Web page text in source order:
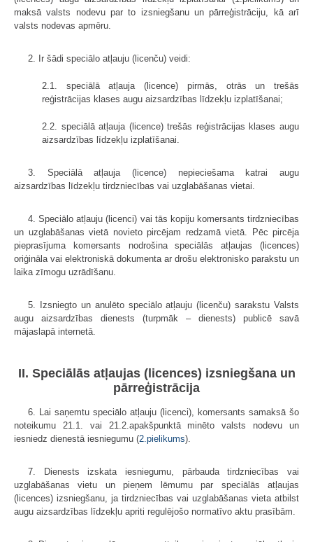
maksā valsts nodevu par to izsniegšanu un pārreģistrāciju, kā arī
valsts nodevas apmēru.
2. Ir šādi speciālo atļauju (licenču) veidi:
2.1. speciālā atļauja (licence) pirmās, otrās un trešās
reģistrācijas klases augu aizsardzības līdzekļu izplatīšanai;
2.2. speciālā atļauja (licence) trešās reģistrācijas klases augu
aizsardzības līdzekļu izplatīšanai.
3. Speciālā atļauja (licence) nepieciešama katrai augu
aizsardzības līdzekļu tirdzniecības vai uzglabāšanas vietai.
4. Speciālo atļauju (licenci) vai tās kopiju komersants tirdzniecības
un uzglabāšanas vietā novieto pircējam redzamā vietā. Pēc pircēja
pieprasījuma komersants nodrošina speciālās atļaujas (licences)
oriģināla vai elektroniskā dokumenta ar drošu elektronisko parakstu un
laika zīmogu uzrādīšanu.
5. Izsniegto un anulēto speciālo atļauju (licenču) sarakstu Valsts
augu aizsardzības dienests (turpmāk – dienests) publicē savā
mājaslapā internetā.
II. Speciālās atļaujas (licences) izsniegšana un
pārreģistrācija
6. Lai saņemtu speciālo atļauju (licenci), komersants samaksā šo
noteikumu 21.1. vai 21.2.apakšpunktā minēto valsts nodevu un
iesniedz dienestā iesniegumu (2.pielikums).
7. Dienests izskata iesniegumu, pārbauda tirdzniecības vai
uzglabāšanas vietu un pieņem lēmumu par speciālās atļaujas
(licences) izsniegšanu, ja tirdzniecības vai uzglabāšanas vieta atbilst
augu aizsardzības līdzekļu apriti regulējošo normatīvo aktu prasībām.